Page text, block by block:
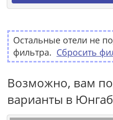
Остальные отели не
фильтра. Сбросить
Возможно, вам
варианты в